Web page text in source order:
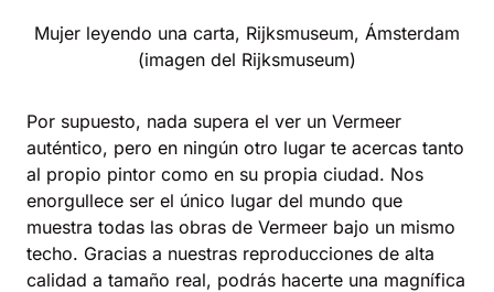
Mujer leyendo una carta, Rijksmuseum, Ámsterdam
(imagen del Rijksmuseum)
Por supuesto, nada supera el ver un Vermeer
auténtico, pero en ningún otro lugar te acercas tanto
al propio pintor como en su propia ciudad. Nos
enorgullece ser el único lugar del mundo que
muestra todas las obras de Vermeer bajo un mismo
techo. Gracias a nuestras reproducciones de alta
calidad a tamaño real, podrás hacerte una magnífica